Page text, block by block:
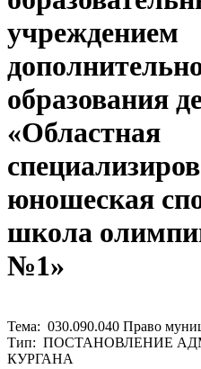
учреждением
образования
«Областная
юношеская
школа
№1»
Тема: 030.090.040 Право
Тип: ПОСТАНОВЛЕНИЕ
КУРГАНА